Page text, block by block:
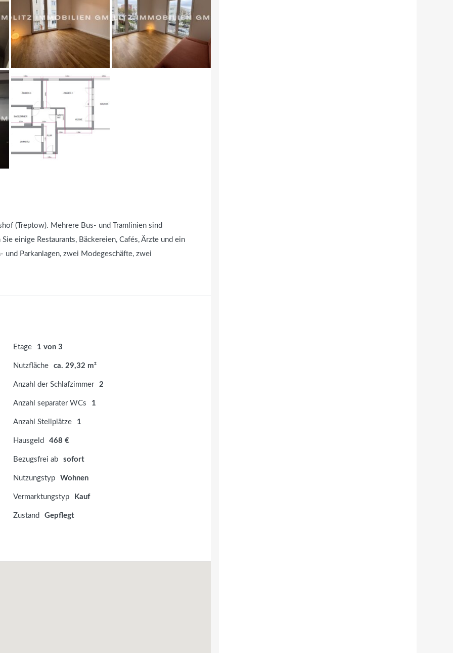
(Treptow). Mehrere Bus- und Tramlinien sind
einige Restaurants, Bäckereien, Cafés, Ärzte und ein
Parkanlagen, zwei Modegeschäfte, zwei
Etage 1 von 3
Nutzfläche ca. 29,32 m²
Anzahl der Schlafzimmer 2
Anzahl separater WCs 1
Anzahl Stellplätze 1
Hausgeld 468 €
Bezugsfrei ab sofort
Nutzungstyp Wohnen
Vermarktungstyp Kauf
Zustand Gepflegt